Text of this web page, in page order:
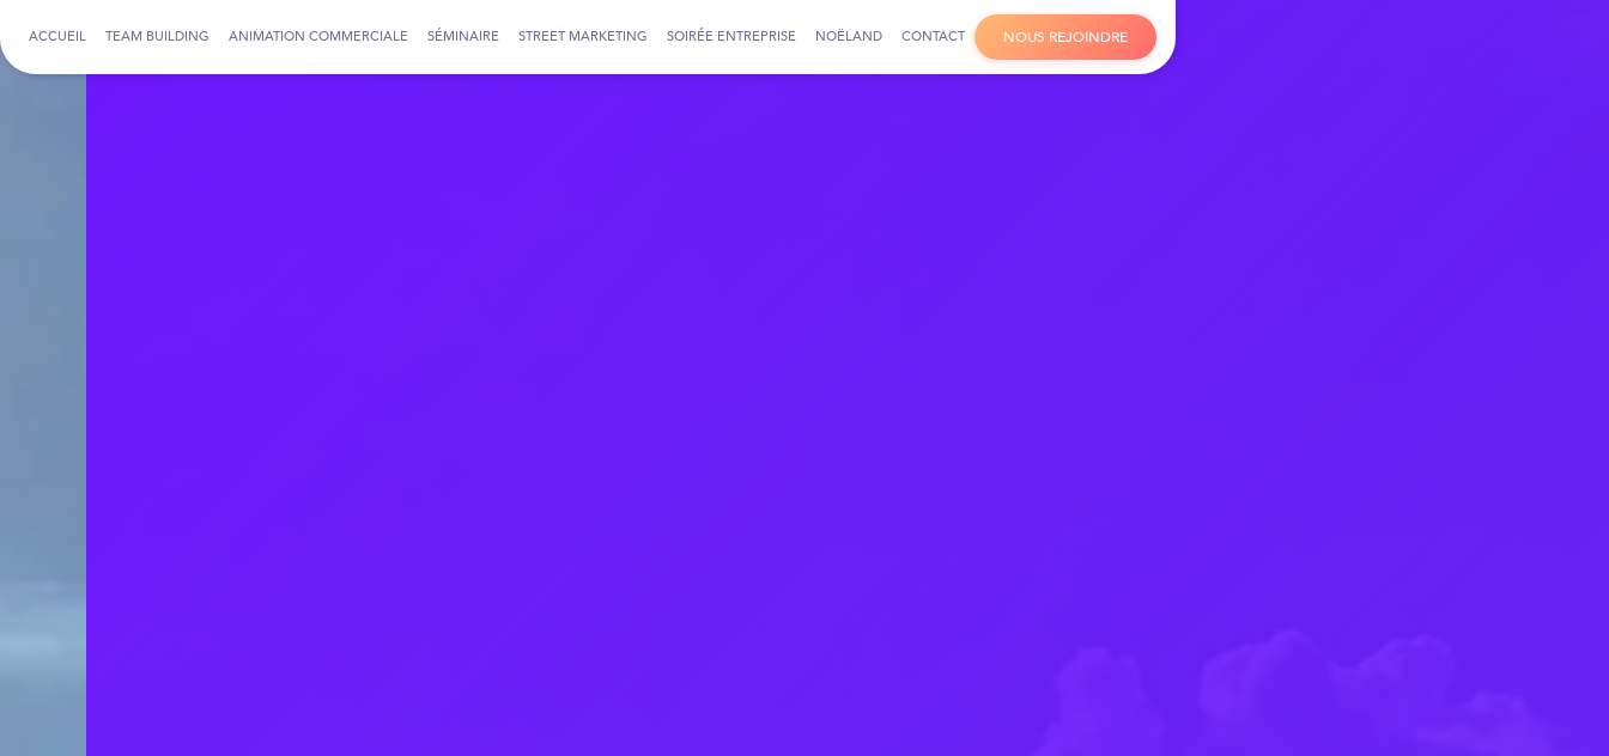
ACCUEIL TEAM BUILDING ANIMATION COMMERCIALE SÉMINAIRE STREET MARKETING SOIRÉE ENTREPRISE NOËLAND CONTACT NOUS REJOINDRE